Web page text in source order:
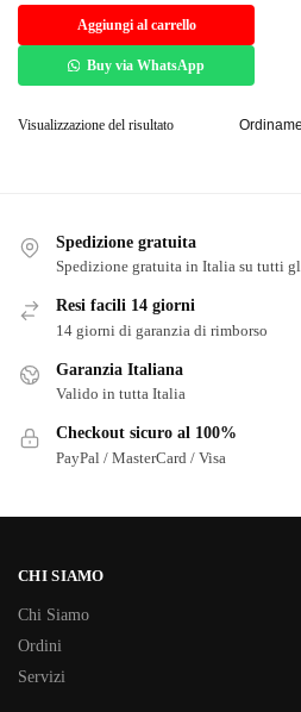
Aggiungi al carrello
Buy via WhatsApp
Visualizzazione del risultato
Spedizione gratuita
Spedizione gratuita in Italia su tutti
Resi facili 14 giorni
14 giorni di garanzia di rimborso
Garanzia Italiana
Valido in tutta Italia
Checkout sicuro al 100%
PayPal / MasterCard / Visa
CHI SIAMO
Chi Siamo
Ordini
Servizi